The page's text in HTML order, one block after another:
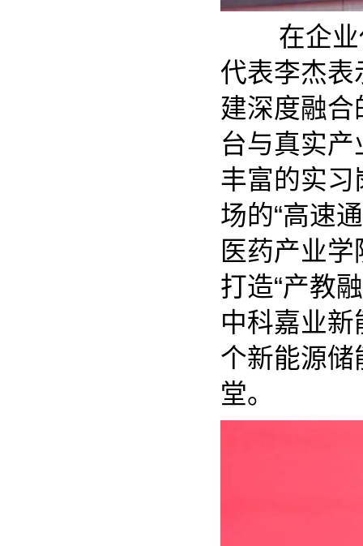
在企业代
代表李杰表
建深度融
台与真实
丰富的实
场的“高速
医药产业
打造“产教
中科嘉业
个新能源
堂。